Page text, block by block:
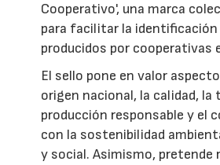
Cooperativo', una marca
para facilitar la
producidos por cooperativas
El sello pone en valor
origen nacional, la calidad, la
producción responsable y el
con la sostenibilidad
y social. Asimismo, pretende